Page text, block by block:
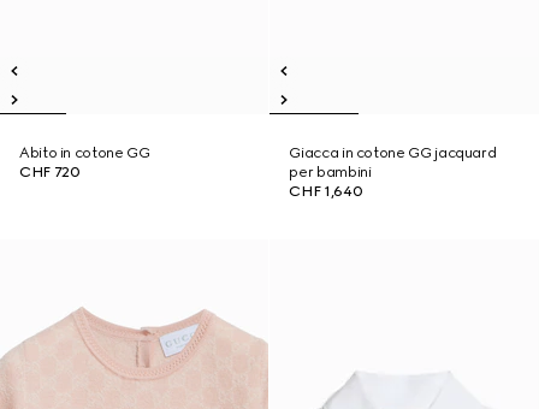
Abito in cotone GG
CHF 720
Giacca in cotone GG jacquard
per bambini
CHF 1,640